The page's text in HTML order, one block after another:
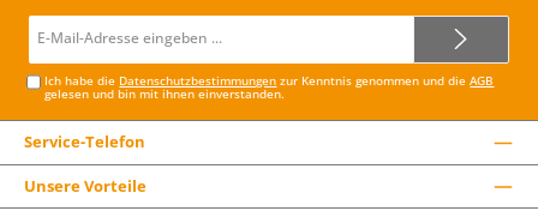
Mail-
Ich habe die Datenschutzbestimmungen zur Kenntnis genommen und dieAGB
gelesen und bin mit ihnen einverstanden.
Service-Telefon
Unsere Vorteile